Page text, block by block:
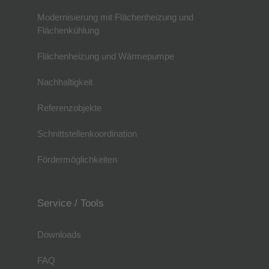
Modernisierung mit Flächenheizung und
Flächenkühlung
Flächenheizung und Wärmepumpe
Nachhaltigkeit
Referenzobjekte
Schnittstellenkoordination
Fördermöglichkeiten
Service / Tools
Downloads
FAQ